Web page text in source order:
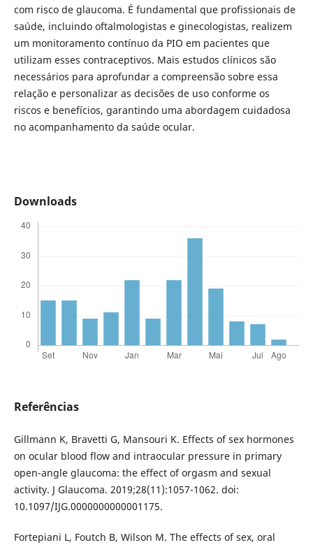
com risco de glaucoma. É fundamental que profissionais de
saúde, incluindo oftalmologistas e ginecologistas, realizem
um monitoramento contínuo da PIO em pacientes que
utilizam esses contraceptivos. Mais estudos clínicos são
necessários para aprofundar a compreensão sobre essa
relação e personalizar as decisões de uso conforme os
riscos e benefícios, garantindo uma abordagem cuidadosa
no acompanhamento da saúde ocular.
Downloads
Referências
Gillmann K, Bravetti G, Mansouri K. Effects of sex hormones
on ocular blood flow and intraocular pressure in primary
open-angle glaucoma: the effect of orgasm and sexual
activity. J Glaucoma. 2019;28(11):1057-1062. doi:
10.1097/IJG.0000000000001175.
Fortepiani L, Foutch B, Wilson M. The effects of sex, oral